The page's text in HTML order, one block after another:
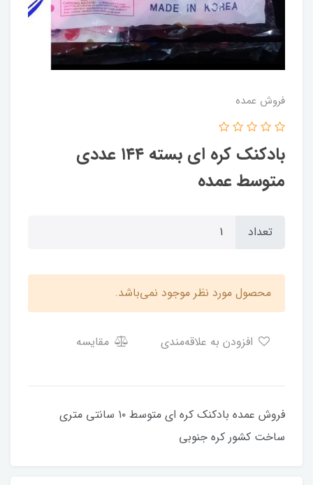
فروش عمده
بادکنک کره ای بسته ۱۴۴ عددی
متوسط عمده
تعداد
محصول مورد نظر موجود نمی‌باشد.
مقایسه
فروش عمده بادکنک کره ای متوسط ۱۰ سانتی متری
ساخت کشور کره جنوبی